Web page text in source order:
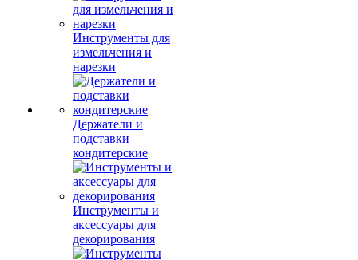
Инструменты для
измельчения и
нарезки
Держатели и
подставки
кондитерские
Инструменты и
аксессуары для
декорирования